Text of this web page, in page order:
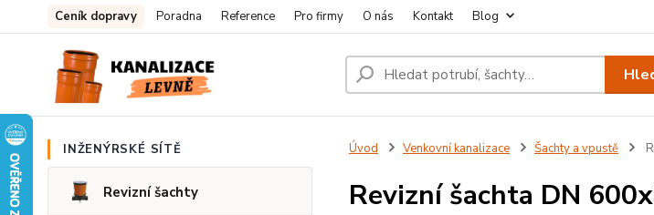
Ceník dopravy Poradna Reference Pro firmy O nás Kontakt Blog
INŽENÝRSKÉ SÍTĚ
Revizní šachty
Úvod Venkovní kanalizace Šachty a vpustě
Revizní šachta DN